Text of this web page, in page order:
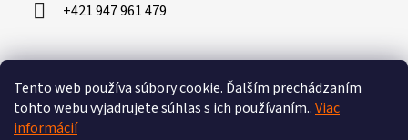
Tento web používa súbory cookie. Ďalším prechádzaním
tohto webu vyjadrujete súhlas s ich používaním..Viac
informácií
+421 947 961 479
Prijímame online platby